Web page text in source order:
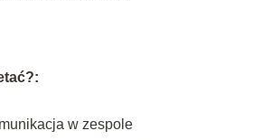
w zespole